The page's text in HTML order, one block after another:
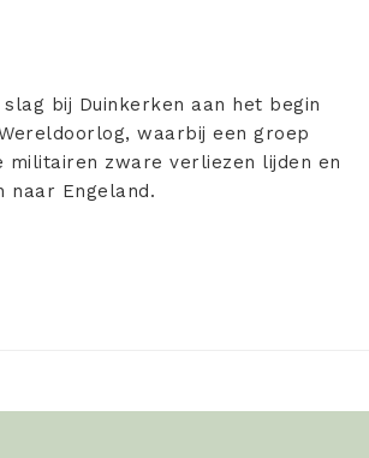
bij Duinkerken aan het begin
waarbij een groep
militairen zware verliezen lijden en
naar Engeland.